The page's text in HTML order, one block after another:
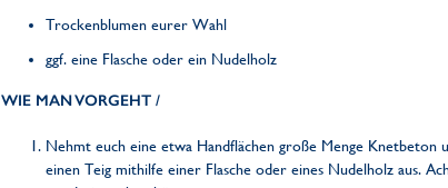
Trockenblumen eurer Wahl
ggf. eine Flasche oder ein Nudelholz
WIE MAN VORGEHT /
Nehmt euch eine etwa Handflächen große Menge
einen Teig mithilfe einer Flasche oder eines Nudelholz aus.